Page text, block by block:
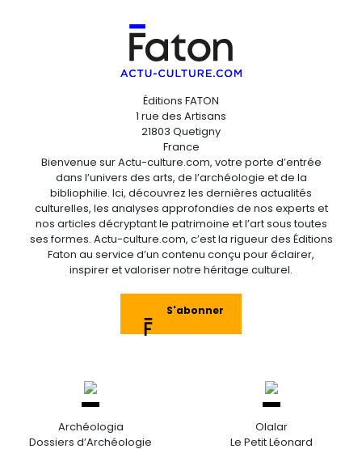
Éditions FATON
1 rue des Artisans
21803 Quetigny
France
Bienvenue sur Actu-culture.com, votre porte d’entrée
dans l’univers des arts, de l’archéologie et de la
bibliophilie. Ici, découvrez les dernières actualités
culturelles, les analyses approfondies de nos experts et
nos articles décryptant le patrimoine et l’art sous toutes
ses formes. Actu-culture.com, c’est la rigueur des Éditions
Faton au service d’un contenu conçu pour éclairer,
inspirer et valoriser notre héritage culturel.
S'abonner
Archéologia
Dossiers d’Archéologie
Olalar
Le Petit Léonard